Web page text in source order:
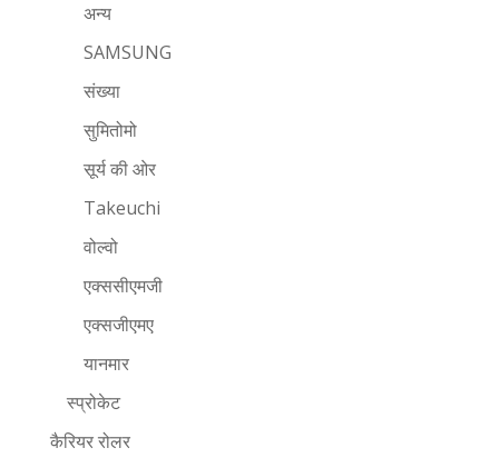
अन्य
SAMSUNG
संख्या
सुमितोमो
सूर्य की ओर
Takeuchi
वोल्वो
एक्ससीएमजी
एक्सजीएमए
यानमार
स्प्रोकेट
कैरियर रोलर